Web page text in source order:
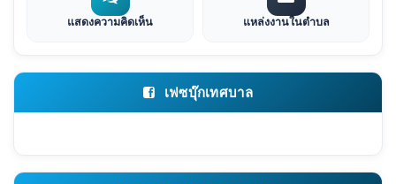
แสดงความคิดเห็น แหล่งงานในตำบล
เฟซบุ๊กเทศบาล